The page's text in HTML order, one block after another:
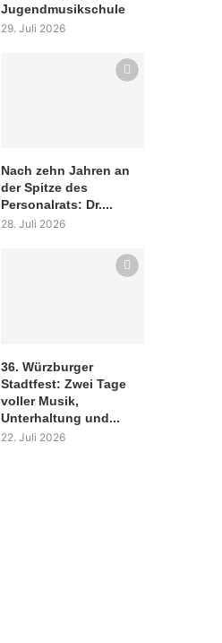
Jugendmusikschule
29. Juli 2026
Nach zehn Jahren an
der Spitze des
Personalrats: Dr....
28. Juli 2026
36. Würzburger
Stadtfest: Zwei Tage
voller Musik,
Unterhaltung und...
22. Juli 2026